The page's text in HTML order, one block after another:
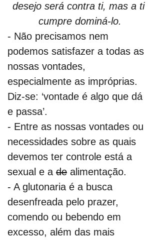
desejo será contra ti, mas a ti
cumpre dominá-lo.
- Não precisamos nem
podemos satisfazer a todas as
nossas vontades,
especialmente as impróprias.
Diz-se: ‘vontade é algo que dá
e passa’.
- Entre as nossas vontades ou
necessidades sobre as quais
devemos ter controle está a
sexual e a de alimentação.
- A glutonaria é a busca
desenfreada pelo prazer,
comendo ou bebendo em
excesso, além das mais